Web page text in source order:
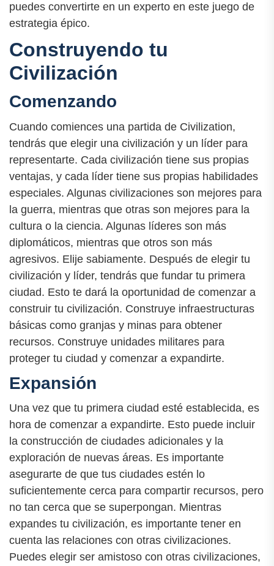
puedes convertirte en un experto en este juego de
estrategia épico.
Construyendo tu
Civilización
Comenzando
Cuando comiences una partida de Civilization,
tendrás que elegir una civilización y un líder para
representarte. Cada civilización tiene sus propias
ventajas, y cada líder tiene sus propias habilidades
especiales. Algunas civilizaciones son mejores para
la guerra, mientras que otras son mejores para la
cultura o la ciencia. Algunas líderes son más
diplomáticos, mientras que otros son más
agresivos. Elije sabiamente. Después de elegir tu
civilización y líder, tendrás que fundar tu primera
ciudad. Esto te dará la oportunidad de comenzar a
construir tu civilización. Construye infraestructuras
básicas como granjas y minas para obtener
recursos. Construye unidades militares para
proteger tu ciudad y comenzar a expandirte.
Expansión
Una vez que tu primera ciudad esté establecida, es
hora de comenzar a expandirte. Esto puede incluir
la construcción de ciudades adicionales y la
exploración de nuevas áreas. Es importante
asegurarte de que tus ciudades estén lo
suficientemente cerca para compartir recursos, pero
no tan cerca que se superpongan. Mientras
expandes tu civilización, es importante tener en
cuenta las relaciones con otras civilizaciones.
Puedes elegir ser amistoso con otras civilizaciones,